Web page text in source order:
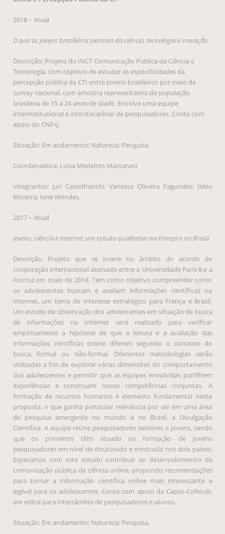
2018 – Atual
O que os jovens brasileiros pensam da ciência, tecnologia e inovação
Descrição: Projeto do INCT Comunicação Pública da Ciência e
Tecnologia, com objetivo de estudar as especificidades da
percepção pública da CTI entre jovens brasileiros por meio de
survey nacional, com amostra representativa da população
brasileira de 15 a 24 anos de idade. Envolve uma equipe
interinstitucional e interdisciplinar de pesquisadores. Conta com
apoio do CNPq.
Situação: Em andamento; Natureza: Pesquisa.
Coordenadora: Luisa Medeiros Massarani.
Integrantes: Juri Castelfranchi; Vanessa Oliveira Fagundes; Ildeu
Moreira; Ione Mendes.
2017 – Atual
Jovens, ciência e Internet: um estudo qualitativo na França e no Brasil
Descrição: Projeto que se insere no âmbito do acordo de
cooperação internacional assinado entre a Universidade Paris 8 e a
Fiocruz em maio de 2014. Tem como objetivo compreender como
os adolescentes buscam e avaliam informações científicas na
Internet, um tema de interesse estratégico para França e Brasil.
Um estudo de observação dos adolescentes em situação de busca
de informações na Internet será realizado para verificar
empiricamente a hipótese de que a leitura e a avaliação das
informações científicas online diferem segundo o contexto de
busca, formal ou não-formal. Diferentes metodologias serão
utilizadas a fim de explorar várias dimensões do comportamento
dos adolescentes e permitir que as equipes envolvidas partilhem
experiências e construam novas competências conjuntas. A
formação de recursos humanos é elemento fundamental nesta
proposta, o que ganha particular relevância por ser em uma área
de pesquisa emergente no mundo e no Brasil, a Divulgação
Científica. A equipe reúne pesquisadores seniores e jovens, sendo
que os primeiros têm atuado na formação de jovens
pesquisadores em nível de doutorado e mestrado nos dois países.
Esperamos com este estudo contribuir ao desenvolvimento da
comunicação pública da ciência online, propondo recomendações
para tornar a informação científica online mais interessante e
legível para os adolescentes. Conta com apoio da Capes-Cofecub,
em edital para intercâmbio de pesquisadores e alunos.
Situação: Em andamento; Natureza: Pesquisa.